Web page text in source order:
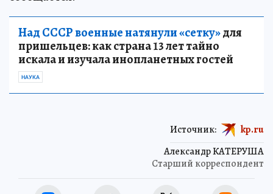
Над СССР военные натянули «сетку»для
пришельцев: как страна 13 лет тайно
искала и изучала инопланетных гостей
НАУКА
Александр КАТЕРУША
Старший корреспондент
Источник: kp.ru